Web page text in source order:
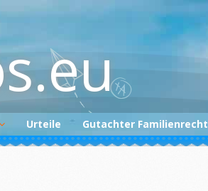
Urteile
Gutachter Familienrecht
Gutachter melden